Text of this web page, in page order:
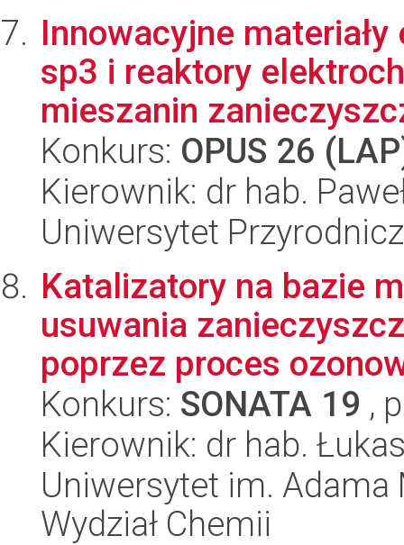
Innowacyjne
sp3 i reaktory
mieszanin
Konkurs: OPUS 26
Kierownik: dr hab.
Uniwersytet
Katalizatory na bazie
usuwania
poprzez proces
Konkurs: SONATA 19 ,
Kierownik: dr hab.
Uniwersytet im.
Wydział Chemii